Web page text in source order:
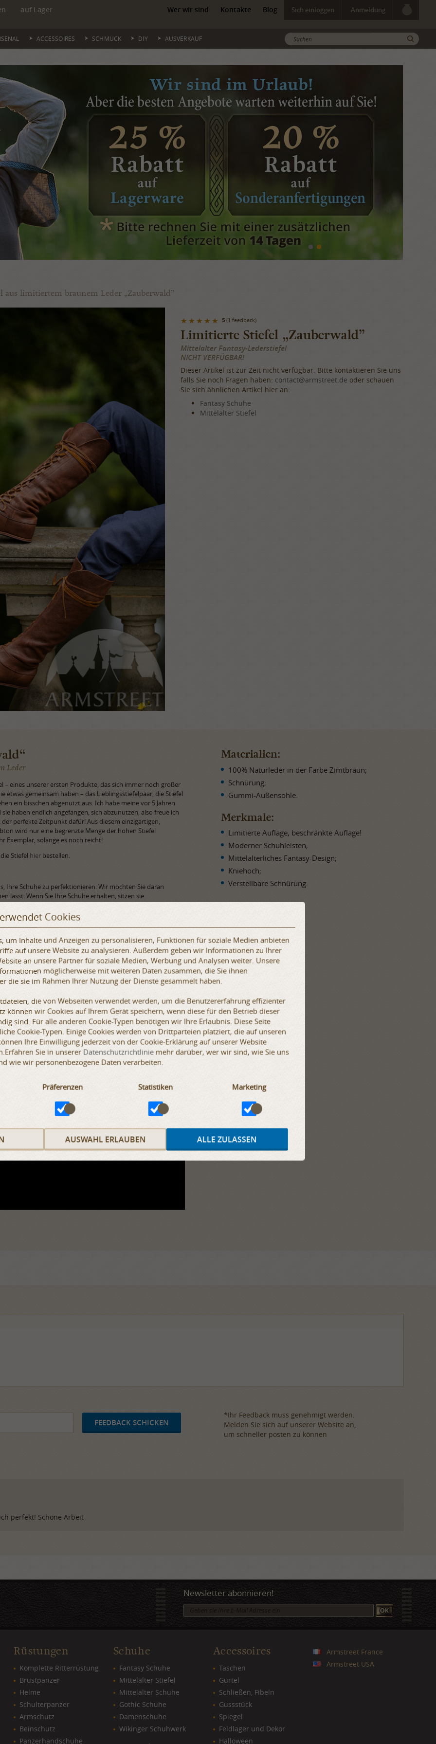
auf Lager
Wer wir sind Kontakte Blog Sich einloggen Anmeldung
ACCESSOIRES SCHMUCK DIY AUSVERKAUF
aus limitiertem braunem Leder „Zauberwald”
5 (1 feedback)
Limitierte Stiefel „Zauberwald”
Mittelalter Fantasy-Lederstiefel
NICHT VERFÜGBAR!
Dieser Artikel ist zur Zeit nicht verfügbar. Bitte kontaktieren Sie uns
falls Sie noch Fragen haben: contact@armstreet.de oder schauen
Sie sich ähnlichen Artikel hier an:
Fantasy Schuhe
Mittelalter Stiefel
Leder
eines unserer ersten Produkte, das sich immer noch großer
gemeinsam haben – das Lieblingsstiefelpaar, die Stiefel
ein bisschen abgenutzt aus. Ich habe meine vor 5 Jahren
haben endlich angefangen, sich abzunutzen, also freue ich
perfekte Zeitpunkt dafür! Aus diesem einzigartigen,
wird nur eine begrenzte Menge der hohen Stiefel
Exemplar, solange es noch reicht!
Stiefel hier bestellen.
Ihre Schuhe zu perfektionieren. Wir möchten Sie daran
lässt. Wenn Sie Ihre Schuhe erhalten, sitzen sie
passt es sich der Form Ihres Fußes an.
empfehlen wir, lockerere Schuhe zu bestellen, da
auszuwählen, klicken Sie bitte hier (siehe Video unten auf
„e“ zwingend erforderlich ist. Die maximale Größe, die wir
Materialien:
100% Naturleder in der Farbe Zimtbraun;
Schnürung;
Gummi-Außensohle.
Merkmale:
Limitierte Auflage, beschränkte Auflage!
Moderner Schuhleisten;
Mittelalterliches Fantasy-Design;
Kniehoch;
Verstellbare Schnürung.
*Ihr Feedback muss genehmigt werden.
Melden Sie sich auf unserer Website an,
um schneller posten zu können
perfekt! Schöne Arbeit
Newsletter abonnieren!
Rüstungen
Komplette Ritterrüstung
Brustpanzer
Helme
Schulterpanzer
Armschutz
Beinschutz
Panzerhandschuhe
Schuhe
Fantasy Schuhe
Mittelalter Stiefel
Mittelalter Schuhe
Gothic Schuhe
Damenschuhe
Wikinger Schuhwerk
Accessoires
Taschen
Gürtel
Schließen, Fibeln
Gussstück
Spiegel
Feldlager und Dekor
Halloween
Armstreet France
Armstreet USA
Cookies
um Inhalte und Anzeigen zu personalisieren, Funktionen für soziale Medien anbieten
auf unsere Website zu analysieren. Außerdem geben wir Informationen zu Ihrer
an unsere Partner für soziale Medien, Werbung und Analysen weiter. Unsere
möglicherweise mit weiteren Daten zusammen, die Sie ihnen
die sie im Rahmen Ihrer Nutzung der Dienste gesammelt haben.
die von Webseiten verwendet werden, um die Benutzererfahrung effizienter
können wir Cookies auf Ihrem Gerät speichern, wenn diese für den Betrieb dieser
sind. Für alle anderen Cookie-Typen benötigen wir Ihre Erlaubnis. Diese Seite
Cookie-Typen. Einige Cookies werden von Drittparteien platziert, die auf unseren
Ihre Einwilligung jederzeit von der Cookie-Erklärung auf unserer Website
Sie in unserer Datenschutzrichtliniemehr darüber, wer wir sind, wie Sie uns
wie wir personenbezogene Daten verarbeiten.
Präferenzen Statistiken Marketing
AUSWAHL ERLAUBEN ALLE ZULASSEN